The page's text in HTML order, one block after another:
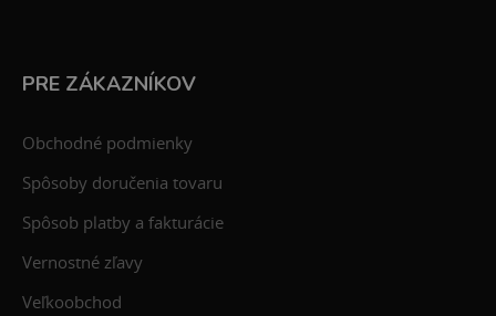
PRE ZÁKAZNÍKOV
Obchodné podmienky
Spôsoby doručenia tovaru
Spôsob platby a fakturácie
Vernostné zľavy
Veľkoobchod